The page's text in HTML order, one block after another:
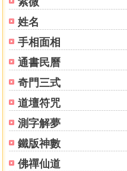
姓名
手相面相
通書民曆
奇門三式
道壇符咒
測字解夢
鐵版神數
佛禪仙道
9. 肘後歌
10. 馬丹陽天星十二穴治雜病
11. 長桑君天星秘訣歌
12. 雜病十一穴歌
13. 玉龍歌
14. 標幽賦
15. 百症賦
16. 玉龍賦
17. 通玄指要賦
18. 席弘賦
19. 攔江賦
20. 靈光賦